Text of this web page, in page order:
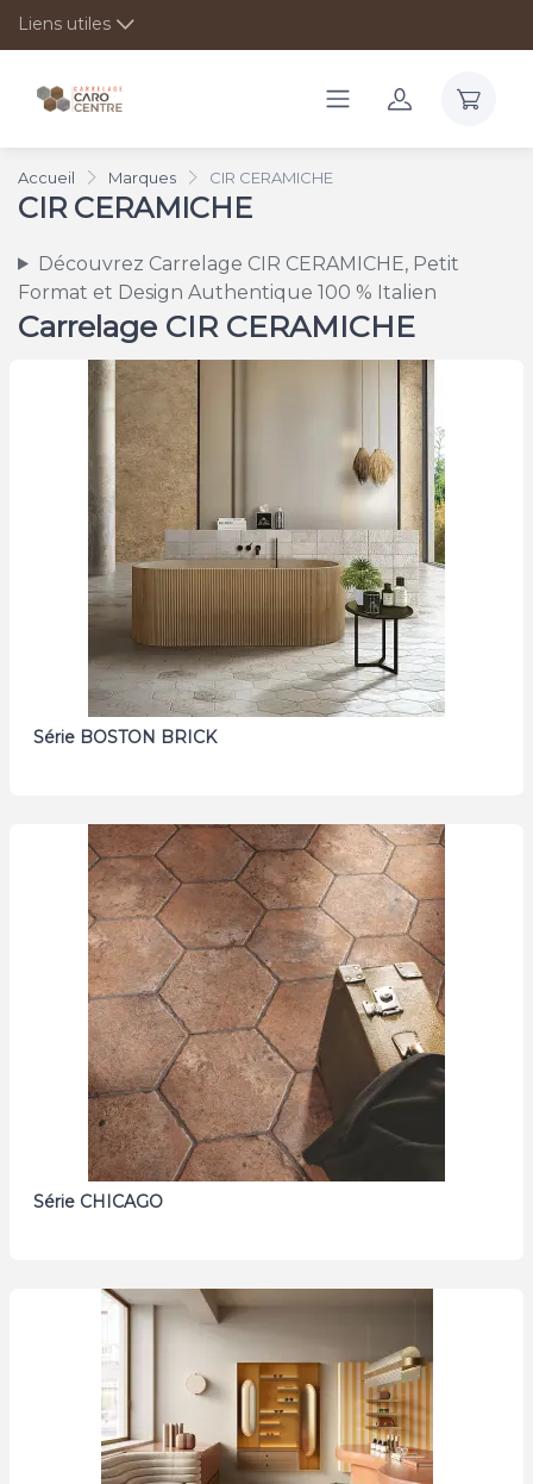
Liens utiles
Accueil Marques CIR CERAMICHE
CIR CERAMICHE
Découvrez Carrelage CIR CERAMICHE, Petit
Format et Design Authentique 100 % Italien
Carrelage CIR CERAMICHE
Série BOSTON BRICK
Série CHICAGO